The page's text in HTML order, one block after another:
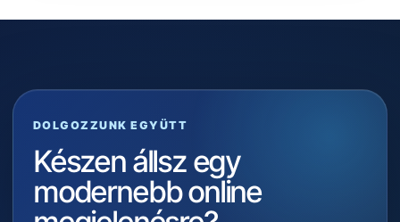
DOLGOZZUNK EGYÜTT
Készen állsz egy
modernebb online